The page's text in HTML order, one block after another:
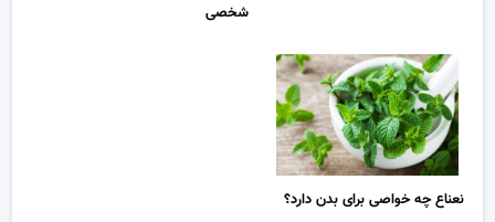
شخصی
نعناع چه خواصی برای بدن دارد؟